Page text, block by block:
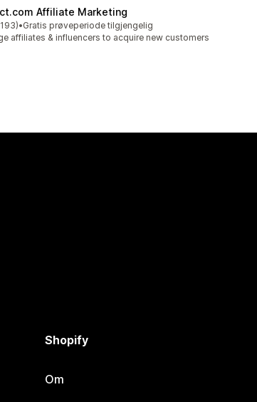
Affiliate Marketing
stjerner
omtaler
•Gratis prøveperiode tilgjengelig
affiliates & influencers to acquire new customers
Shopify
Om